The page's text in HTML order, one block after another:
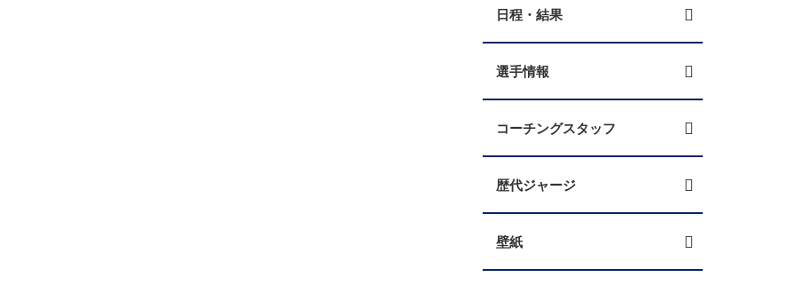
日程・結果
選手情報
コーチングスタッフ
歴代ジャージ
壁紙